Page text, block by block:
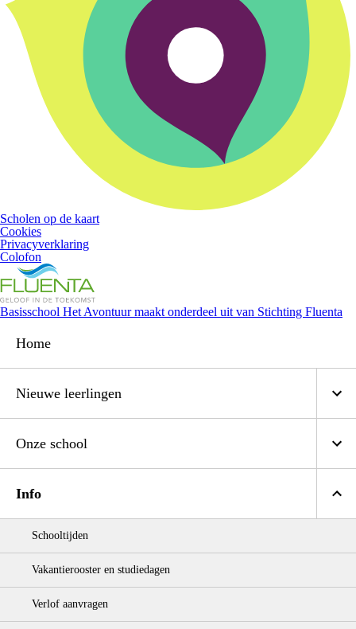
Scholen op de kaart
Cookies
Privacyverklaring
Colofon
Basisschool Het Avontuur maakt onderdeel uit van Stichting Fluenta
Home
Nieuwe leerlingen
Onze school
Info
Schooltijden
Vakantierooster en studiedagen
Verlof aanvragen